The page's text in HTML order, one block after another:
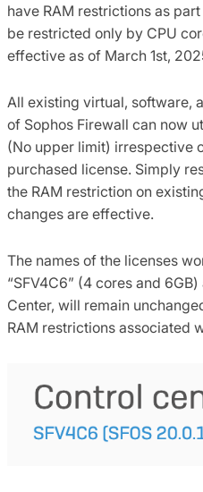
have RAM restrictions as
be restricted only by CPU
effective as of March 1st,
All existing virtual, software,
of Sophos Firewall can now
(No upper limit) irrespective
purchased license. Simply
the RAM restriction on
changes are effective.
The names of the licenses
“SFV4C6” (4 cores and
Center, will remain
RAM restrictions associated